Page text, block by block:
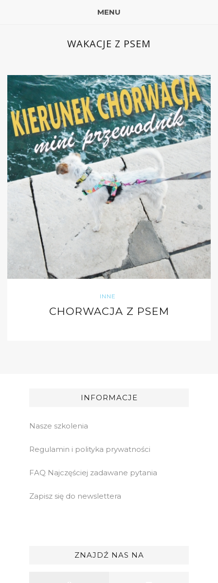
MENU
WAKACJE Z PSEM
INNE
CHORWACJA Z PSEM
INFORMACJE
Nasze szkolenia
Regulamin i polityka prywatności
FAQ Najczęściej zadawane pytania
Zapisz się do newslettera
ZNAJDŹ NAS NA